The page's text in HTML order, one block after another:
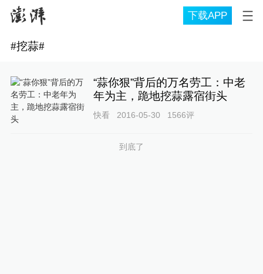
下载APP
#挖蒜#
“蒜你狠”背后的万名劳工：中老
年为主，跪地挖蒜露宿街头
快看 2016-05-30 1566评
到底了